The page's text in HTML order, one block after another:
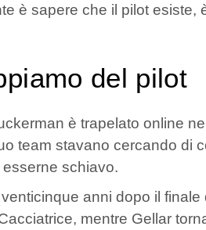
è sapere che il pilot
del pilot
è trapelato online
team stavano cercando di
esserne schiavo.
anni dopo il finale
mentre Gellar